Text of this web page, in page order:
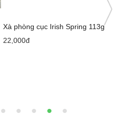
Xà phòng cục Irish Spring 113g
22,000đ